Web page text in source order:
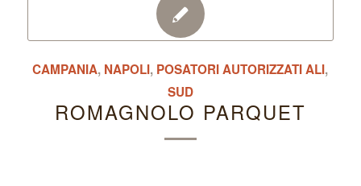
CAMPANIA, NAPOLI, POSATORI AUTORIZZATI ALI,
SUD
ROMAGNOLO PARQUET